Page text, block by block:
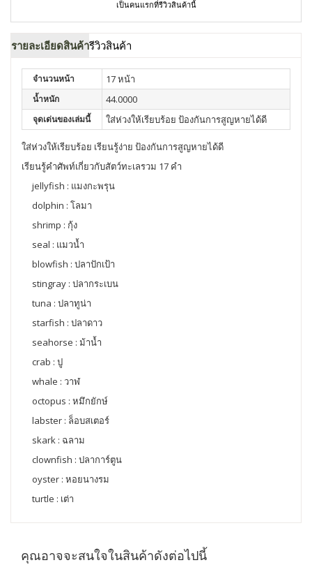
เป็นคนแรกที่รีวิวสินค้านี้
รายละเอียดสินค้ารีวิวสินค้า
จำนวนหน้า 17 หน้า
น้ำหนัก 44.0000
จุดเด่นของเล่มนี้ ใส่ห่วงให้เรียบร้อย ป้องกันการสูญหายได้ดี
ใส่ห่วงให้เรียบร้อย เรียนรู้ง่าย ป้องกันการสูญหายได้ดี
เรียนรู้คำศัพท์เกี่ยวกับสัตว์ทะเลรวม 17 คำ
jellyfish : แมงกะพรุน
dolphin : โลมา
shrimp : กุ้ง
seal : แมวน้ำ
blowfish : ปลาปักเป้า
stingray : ปลากระเบน
tuna : ปลาทูน่า
starfish : ปลาดาว
seahorse : ม้าน้ำ
crab : ปู
whale : วาฬ
octopus : หมึกยักษ์
labster : ล็อบสเตอร์
skark : ฉลาม
clownfish : ปลาการ์ตูน
oyster : หอยนางรม
turtle : เต่า
คุณอาจจะสนใจในสินค้าดังต่อไปนี้